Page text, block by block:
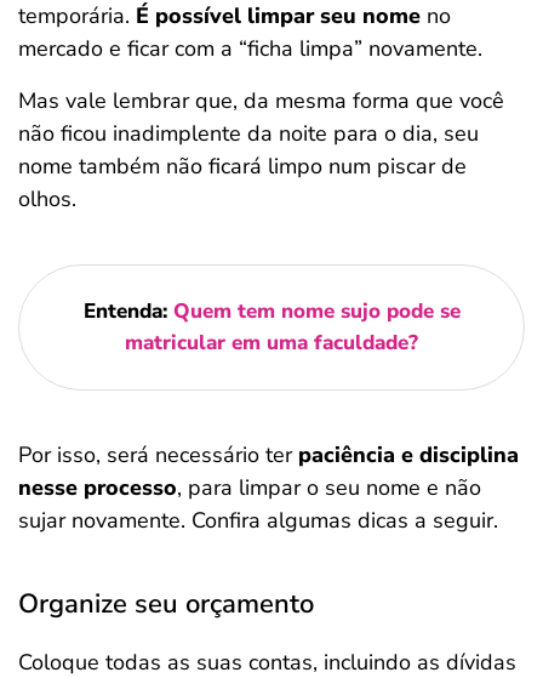
temporária. É possível limpar seu nome no
mercado e ficar com a “ficha limpa” novamente.
Mas vale lembrar que, da mesma forma que você
não ficou inadimplente da noite para o dia, seu
nome também não ficará limpo num piscar de
olhos.
Entenda: Quem tem nome sujo pode se
matricular em uma faculdade?
Por isso, será necessário ter paciência e disciplina
nesse processo, para limpar o seu nome e não
sujar novamente. Confira algumas dicas a seguir.
Organize seu orçamento
Coloque todas as suas contas, incluindo as dívidas